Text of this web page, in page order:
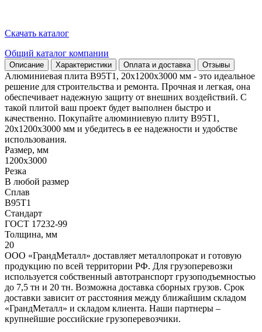
Скачать каталог
Общий каталог компании
Описание Характеристики Оплата и доставка Отзывы
Алюминиевая плита В95Т1, 20x1200x3000 мм - это идеальное
решение для строительства и ремонта. Прочная и легкая, она
обеспечивает надежную защиту от внешних воздействий. С
такой плитой ваш проект будет выполнен быстро и
качественно. Покупайте алюминиевую плиту В95Т1,
20x1200x3000 мм и убедитесь в ее надежности и удобстве
использования.
Размер, мм
1200x3000
Резка
В любой размер
Сплав
В95Т1
Стандарт
ГОСТ 17232-99
Толщина, мм
20
ООО «ГрандМеталл» доставляет металлопрокат и готовую
продукцию по всей территории РФ. Для грузоперевозки
используется собственный автотранспорт грузоподъемностью
до 7,5 тн и 20 тн. Возможна доставка сборных грузов. Срок
доставки зависит от расстояния между ближайшим складом
«ГрандМеталл» и складом клиента. Наши партнеры –
крупнейшие российские грузоперевозчики.